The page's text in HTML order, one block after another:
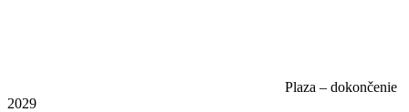
Plaza – dokončenie
2029